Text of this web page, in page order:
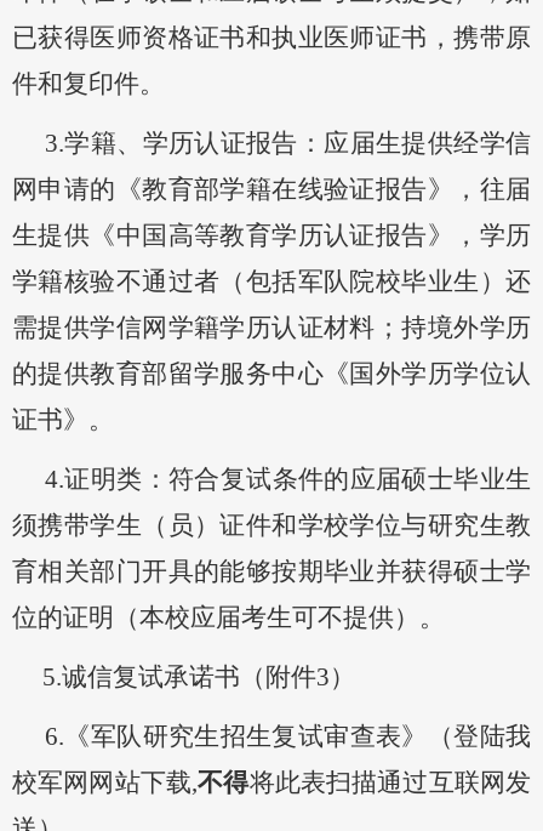
已获得医师资格证书和执业医师证书，携带原
件和复印件。
3.学籍、学历认证报告：应届生提供经学信
网申请的《教育部学籍在线验证报告》，往届
生提供《中国高等教育学历认证报告》，学历
学籍核验不通过者（包括军队院校毕业生 ）还
需提供学信网学籍学历认证材料；持境外学历
的提供教育部留学服务中心《国外学历学位认
证书》。
4.证明类 ： 符合复试条件的应届硕士毕业生
须携带学生（员）证件和学校学位与研究生教
育相关部门开具的能够按期毕业并获得硕士学
位的证明
（本校应届考生可不提供） 。
5.诚信复试承诺书 （附件3）
6. 《军队研究生招生复试审查表》
（登陆我
校军网网站下载,不得将此表扫描通过互联网发